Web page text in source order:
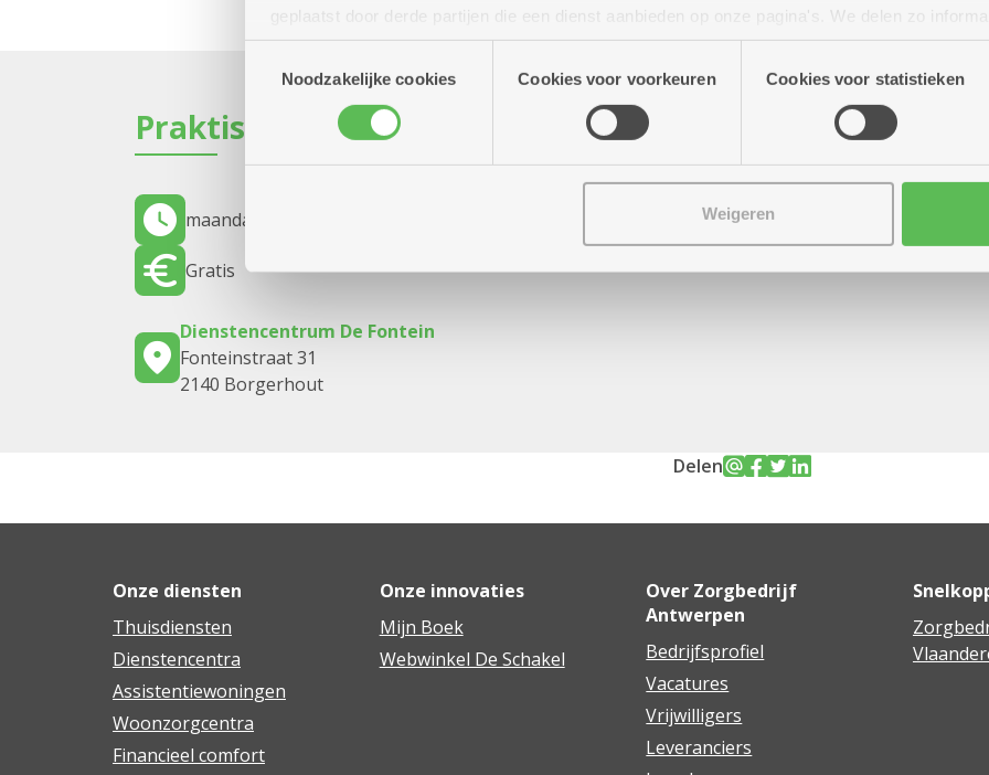
geplaatst door derde partijen die een dienst aanbieden op onze pagina's. We delen zo
(geanonimiseerd) gebruik van onze site voor social media, advertenties en analyse. Deze
Noodzakelijke cookies
Cookies voor voorkeuren Cookies voor statistieken
Weigeren
Praktisch
maandag 7 september 2026
Gratis
Dienstencentrum De Fontein
Fonteinstraat 31
2140 Borgerhout
Delen
Onze diensten
Thuisdiensten
Dienstencentra
Assistentiewoningen
Woonzorgcentra
Financieel comfort
Onze innovaties
Mijn Boek
Webwinkel De Schakel
Over Zorgbedrijf
Antwerpen
Bedrijfsprofiel
Vacatures
Vrijwilligers
Leveranciers